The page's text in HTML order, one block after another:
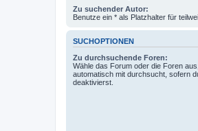
Zu suchender Autor:
Benutze ein * als Platzhalter für
SUCHOPTIONEN
Zu durchsuchende Foren:
Wähle das Forum oder die Foren
automatisch mit durchsucht, sofern
deaktivierst.